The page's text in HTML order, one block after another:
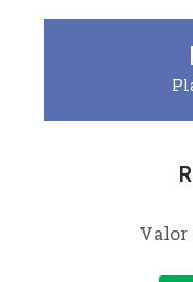
Valor